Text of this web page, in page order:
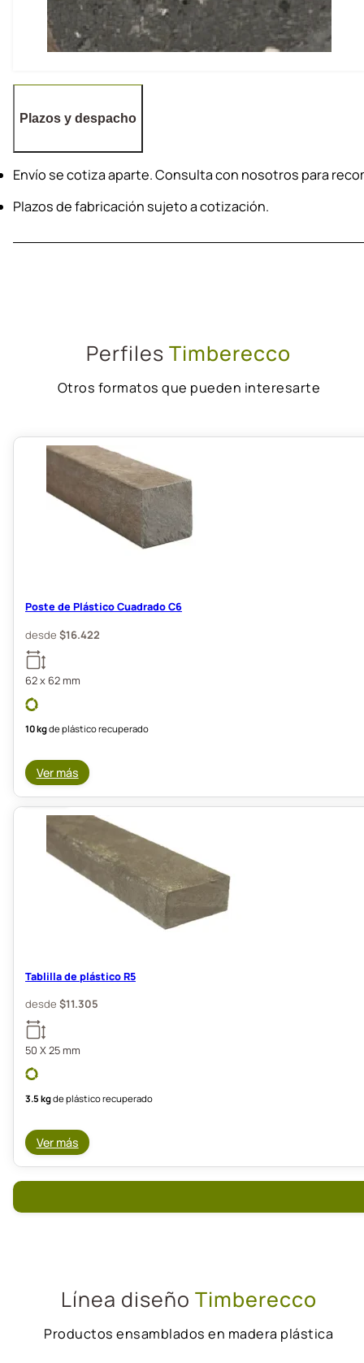
Plazos y despacho
Envío se cotiza aparte. Consulta con nosotros para
Plazos de fabricación sujeto a cotización.
PerfilesTimberecco
Otros formatos que pueden interesarte
Poste de Plástico Cuadrado C6
desde$16.422
62 x 62 mm
10 kgde plástico recuperado
Ver más
Tablilla de plástico R5
desde$11.305
50 X 25 mm
3.5 kgde plástico recuperado
Ver más
Línea diseño Timberecco
Productos ensamblados en madera plástica